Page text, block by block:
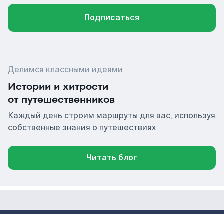
Подписаться
Делимся классными идеями
Истории и хитрости
от путешественников
Каждый день строим маршруты для вас, используя
собственные знания о путешествиях
Читать блог